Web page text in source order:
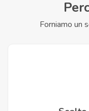
Forniamo un